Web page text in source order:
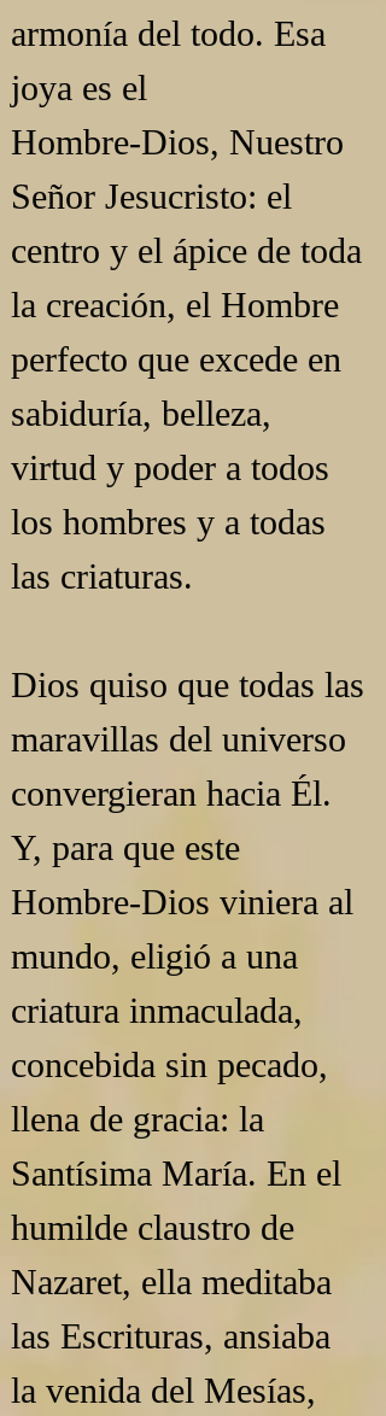
armonía del todo. Esa
joya es el
Hombre‑Dios, Nuestro
Señor Jesucristo: el
centro y el ápice de toda
la creación, el Hombre
perfecto que excede en
sabiduría, belleza,
virtud y poder a todos
los hombres y a todas
las criaturas.
Dios quiso que todas las
maravillas del universo
convergieran hacia Él.
Y, para que este
Hombre‑Dios viniera al
mundo, eligió a una
criatura inmaculada,
concebida sin pecado,
llena de gracia: la
Santísima María. En el
humilde claustro de
Nazaret, ella meditaba
las Escrituras, ansiaba
la venida del Mesías,